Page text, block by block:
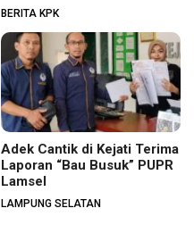
BERITA KPK
Adek Cantik di Kejati Terima
Laporan “Bau Busuk” PUPR
Lamsel
LAMPUNG SELATAN